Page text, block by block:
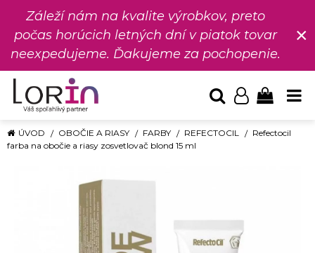
Záleží nám na kvalite výrobkov, preto
počas horúcich letných dní v piatok tovar
neexpedujeme. Ďakujeme za pochopenie.
×
ÚVOD OBOČIE A RIASY FARBY REFECTOCIL
Refectocil
farba na obočie a riasy zosvetlovač blond 15 ml